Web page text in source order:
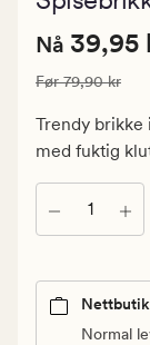
Nåværende
39,95
kr.
Vanlig
Nå 39,95
Vanlig pris 79,90
Før79,90 kr
Trendy brikke
med fuktig
Antall
Normal